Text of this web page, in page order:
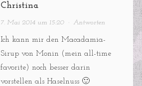
Christina
7. Mai 2014 um 15:20· Antworten
Ich kann mir den Macadamia-
Sirup von Monin (mein all-time
favorite) noch besser darin
vorstellen als Haselnuss 🙂